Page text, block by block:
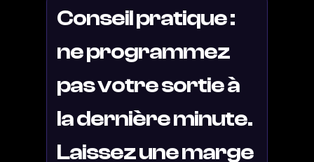
Conseil pratique :
ne programmez
pas votre sortie à
la dernière minute.
Laissez une marge